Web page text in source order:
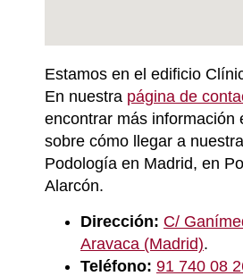
Estamos en el edificio
En nuestra página de
encontrar más información
sobre cómo llegar a
Podología en Madrid, en
Alarcón.
Dirección: C/
Aravaca (Madrid).
Teléfono: 91 740 08